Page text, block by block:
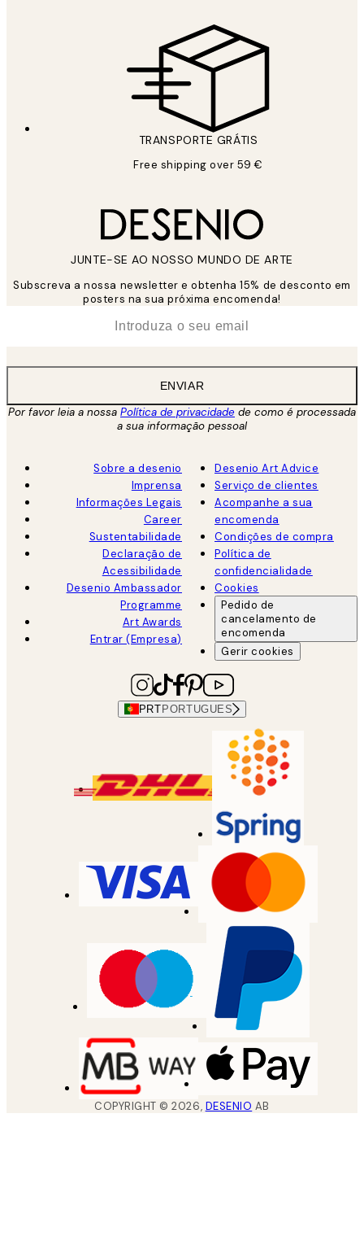
TRANSPORTE GRÁTIS
Free shipping over 59 €
JUNTE-SE AO NOSSO MUNDO DE ARTE
Subscreva a nossa newsletter e obtenha 15% de desconto em
posters na sua próxima encomenda!
ENVIAR
Por favor leia a nossa Política de privacidade de como é processada
a sua informação pessoal
Sobre a desenio
Imprensa
Informações Legais
Career
Sustentabilidade
Declaração de
Acessibilidade
Desenio Ambassador
Programme
Art Awards
Entrar (Empresa)
Desenio Art Advice
Serviço de clientes
Acompanhe a sua
encomenda
Condições de compra
Política de
confidencialidade
Cookies
Pedido de
cancelamento de
encomenda
Gerir cookies
PRT PORTUGUES
COPYRIGHT ©2026, DESENIO AB